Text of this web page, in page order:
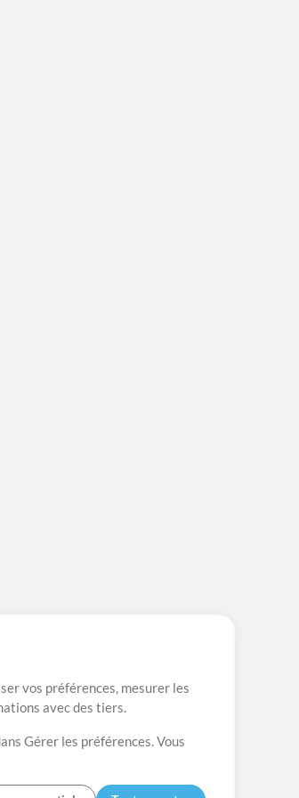
vos préférences, mesurer les
avec des tiers.
Gérer les préférences. Vous